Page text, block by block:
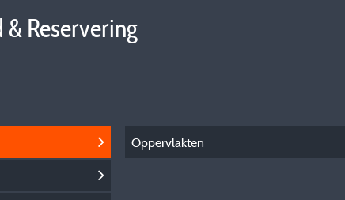
Reservering
Oppervlakten